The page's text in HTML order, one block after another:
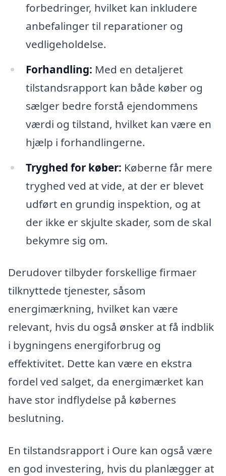
forbedringer, hvilket kan inkludere
anbefalinger til reparationer og
vedligeholdelse.
Forhandling: Med en detaljeret
tilstandsrapport kan både køber og
sælger bedre forstå ejendommens
værdi og tilstand, hvilket kan være en
hjælp i forhandlingerne.
Tryghed for køber: Køberne får mere
tryghed ved at vide, at der er blevet
udført en grundig inspektion, og at
der ikke er skjulte skader, som de skal
bekymre sig om.
Derudover tilbyder forskellige firmaer
tilknyttede tjenester, såsom
energimærkning, hvilket kan være
relevant, hvis du også ønsker at få indblik
i bygningens energiforbrug og
effektivitet. Dette kan være en ekstra
fordel ved salget, da energimærket kan
have stor indflydelse på købernes
beslutning.
En tilstandsrapport i Oure kan også være
en god investering, hvis du planlægger at